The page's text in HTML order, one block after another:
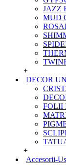
JAZZ
MUD
+
DECOR
FOLII
+
Accesorii-